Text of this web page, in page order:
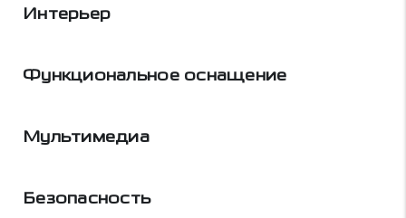
Интерьер
Функциональное оснащение
Мультимедиа
Безопасность